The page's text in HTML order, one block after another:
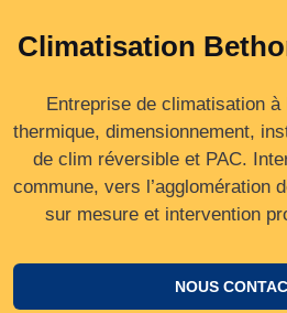
Climatisation
Entreprise de climatisation
thermique, dimensionnement,
de clim réversible et PAC.
commune, vers l’agglomération
sur mesure et intervention
NOUS